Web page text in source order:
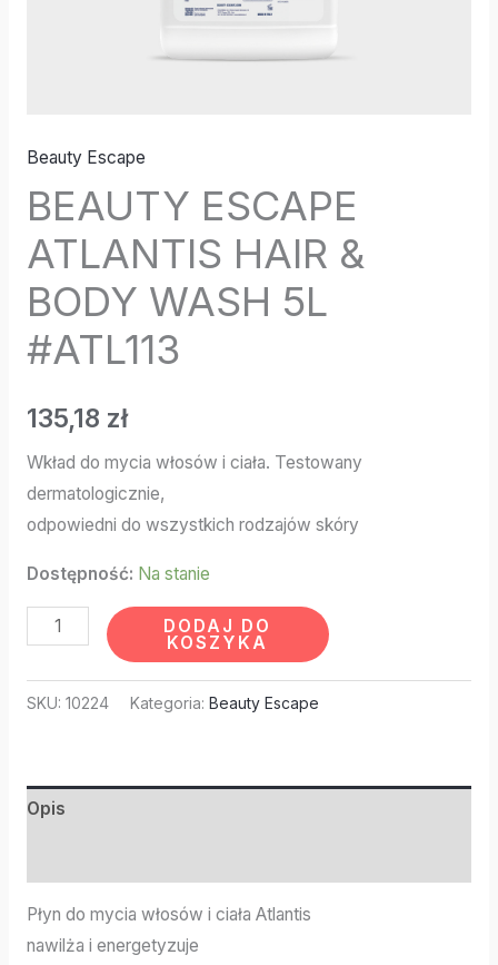
Beauty Escape
BEAUTY ESCAPE
ATLANTIS HAIR &
BODY WASH 5L
#ATL113
135,18 zł
Wkład do mycia włosów i ciała. Testowany
dermatologicznie,
odpowiedni do wszystkich rodzajów skóry
Dostępność: Na stanie
DODAJ DO
KOSZYKA
SKU: 10224 Kategoria: Beauty Escape
Opis
Płyn do mycia włosów i ciała Atlantis
nawilża i energetyzuje